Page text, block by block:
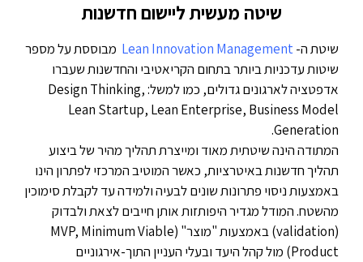
שיטה מעשית ליישום חדשנות
שיטת ה-Lean Innovation Management מבוססת על מספר
שיטות עדכניות ביותר בתחום הקריאטיבי והחדשנות שעברו
אדפטציה לארגונים גדולים, כמו למשל: Design Thinking,
Lean Startup, Lean Enterprise, Business Model
Generation.
המתודה הינה שיטתית מאוד ומייצרת תהליך מהיר של ביצוע
תהליך חדשנות באיטרציות, כאשר המוטיב המרכזי לפתרון הינו
באמצעות ניסוי פתרונות שונים לבעיה ולמידה עד לקבלת סימוכין
מהשטח. המודל מגדיר היפותזות אותן חייבים לצאת ולבדוק
(validation) באמצעות "מוצר" (MVP, Minimum Viable
Product) מול קהל היעד ובעלי העניין התוך-אירגוניים